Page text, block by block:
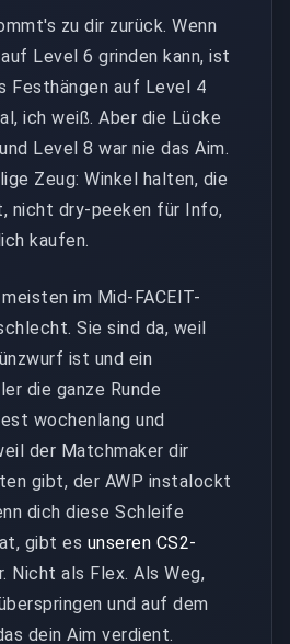
zu dir zurück. Wenn
Level 6 grinden kann, ist
Festhängen auf Level 4
ich weiß. Aber die Lücke
Level 8 war nie das Aim.
Zeug: Winkel halten, die
nicht dry-peeken für Info,
kaufen.
im Mid-FACEIT-
Sie sind da, weil
ist und ein
die ganze Runde
wochenlang und
der Matchmaker dir
gibt, der AWP instalockt
dich diese Schleife
gibt es unseren CS2-
Nicht als Flex. Als Weg,
und auf dem
dein Aim verdient.